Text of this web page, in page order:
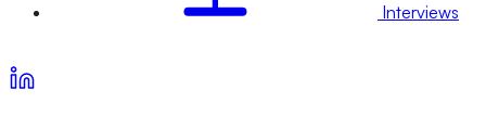
Interviews